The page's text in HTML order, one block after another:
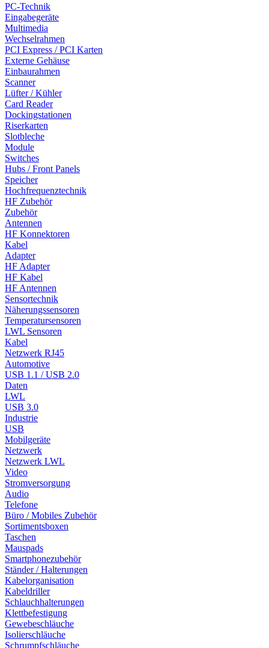
PC-Technik
Eingabegeräte
Multimedia
Wechselrahmen
PCI Express / PCI Karten
Externe Gehäuse
Einbaurahmen
Scanner
Lüfter / Kühler
Card Reader
Dockingstationen
Riserkarten
Slotbleche
Module
Switches
Hubs / Front Panels
Speicher
Hochfrequenztechnik
HF Zubehör
Zubehör
Antennen
HF Konnektoren
Kabel
Adapter
HF Adapter
HF Kabel
HF Antennen
Sensortechnik
Näherungssensoren
Temperatursensoren
LWL Sensoren
Kabel
Netzwerk RJ45
Automotive
USB 1.1 / USB 2.0
Daten
LWL
USB 3.0
Industrie
USB
Mobilgeräte
Netzwerk
Netzwerk LWL
Video
Stromversorgung
Audio
Telefone
Büro / Mobiles Zubehör
Sortimentsboxen
Taschen
Mauspads
Smartphonezubehör
Ständer / Halterungen
Kabelorganisation
Kabeldriller
Schlauchhalterungen
Klettbefestigung
Gewebeschläuche
Isolierschläuche
Schrumpfschläuche